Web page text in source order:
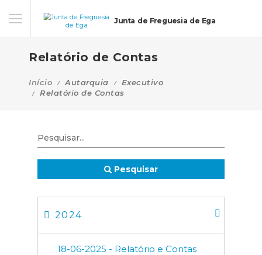
Junta de Freguesia de Ega
Relatório de Contas
Início Autarquia
Executivo
Relatório de Contas
Pesquisar
2024
18-06-2025 - Relatório e Contas